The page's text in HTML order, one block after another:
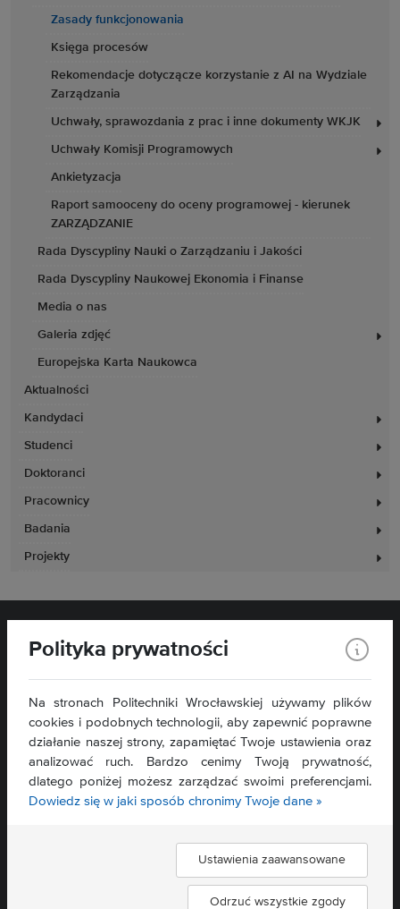
Zasady funkcjonowania
Księga procesów
Rekomendacje dotyczącze korzystanie z AI na Wydziale
Zarządzania
Uchwały, sprawozdania z prac i inne dokumenty WKJK
Uchwały Komisji Programowych
Ankietyzacja
Raport samooceny do oceny programowej - kierunek
ZARZĄDZANIE
Rada Dyscypliny Nauki o Zarządzaniu i Jakości
Rada Dyscypliny Naukowej Ekonomia i Finanse
Media o nas
Galeria zdjęć
Europejska Karta Naukowca
Aktualności
Kandydaci
Studenci
Doktoranci
Pracownicy
Badania
Projekty
Wydział Zarządzania
50-371 Wrocław
Mapa serwisu »
Polityka prywatności
Na stronach Politechniki Wrocławskiej używamy plików
cookies i podobnych technologii, aby zapewnić poprawne
działanie naszej strony, zapamiętać Twoje ustawienia oraz
analizować ruch. Bardzo cenimy Twoją prywatność,
dlatego poniżej możesz zarządzać swoimi preferencjami.
Dowiedz się w jaki sposób chronimy Twoje dane »
Ustawienia zaawansowane
Odrzuć wszystkie zgody